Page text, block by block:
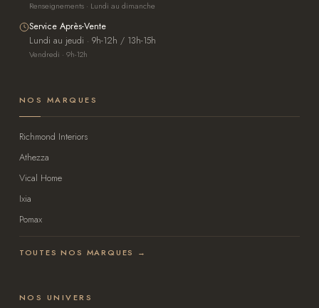
Renseignements · Lundi au dimanche
Service Après-Vente
Lundi au jeudi · 9h-12h / 13h-15h
Vendredi · 9h-12h
NOS MARQUES
Richmond Interiors
Athezza
Vical Home
Ixia
Pomax
TOUTES NOS MARQUES →
NOS UNIVERS